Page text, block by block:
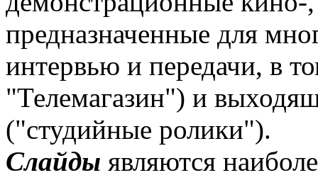
предназначенные для
интервью и передачи, в
"Телемагазин") и
("студийные ролики").
Слайды являются